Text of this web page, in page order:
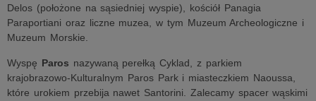
Delos (położone na sąsiedniej wyspie), kościół Panagia
Paraportiani oraz liczne muzea, w tym Muzeum Archeologiczne i
Muzeum Morskie.
Wyspę Paros nazywaną perełką Cyklad, z parkiem
krajobrazowo-Kulturalnym Paros Park i miasteczkiem Naoussa,
które urokiem przebija nawet Santorini. Zalecamy spacer wąskimi